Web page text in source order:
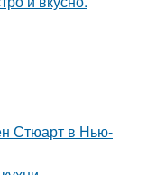
Стюарт в Нью-